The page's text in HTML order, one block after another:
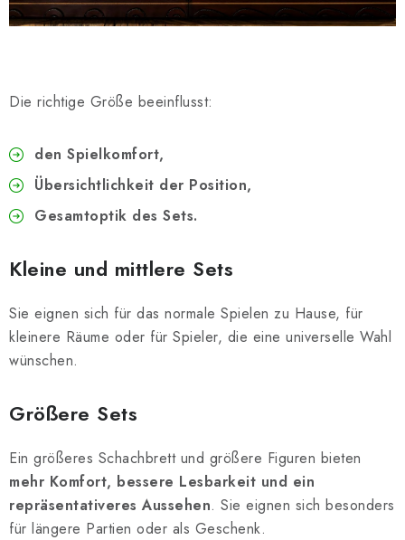
Die richtige Größe beeinflusst:
den Spielkomfort,
Übersichtlichkeit der Position,
Gesamtoptik des Sets.
Kleine und mittlere Sets
Sie eignen sich für das normale Spielen zu Hause, für
kleinere Räume oder für Spieler, die eine universelle Wahl
wünschen.
Größere Sets
Ein größeres Schachbrett und größere Figuren bieten
mehr Komfort, bessere Lesbarkeit und ein
repräsentativeres Aussehen. Sie eignen sich besonders
für längere Partien oder als Geschenk.